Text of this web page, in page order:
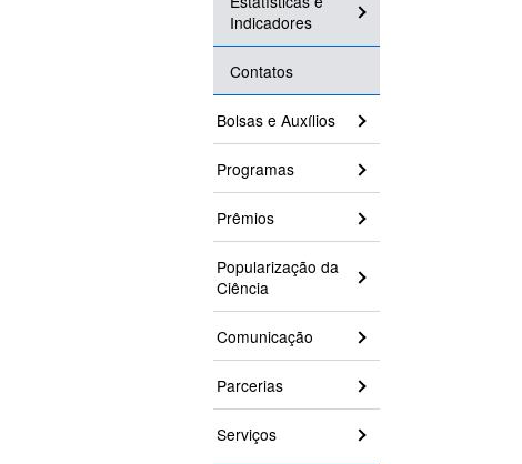
Indicadores
Contatos
Bolsas e Auxílios
Programas
Prêmios
Popularização da
Ciência
Comunicação
Parcerias
Serviços